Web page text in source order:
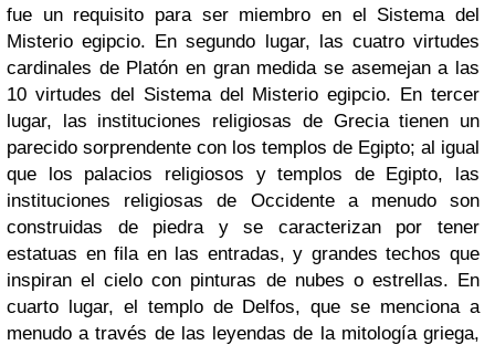
fue un requisito para ser miembro en el Sistema del
Misterio egipcio. En segundo lugar, las cuatro virtudes
cardinales de Platón en gran medida se asemejan a las
10 virtudes del Sistema del Misterio egipcio. En tercer
lugar, las instituciones religiosas de Grecia tienen un
parecido sorprendente con los templos de Egipto; al igual
que los palacios religiosos y templos de Egipto, las
instituciones religiosas de Occidente a menudo son
construidas de piedra y se caracterizan por tener
estatuas en fila en las entradas, y grandes techos que
inspiran el cielo con pinturas de nubes o estrellas. En
cuarto lugar, el templo de Delfos, que se menciona a
menudo a través de las leyendas de la mitología griega,